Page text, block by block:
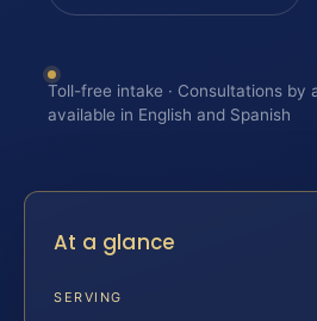
Toll-free intake · Consultations by
available in English and Spanish
At a glance
SERVING